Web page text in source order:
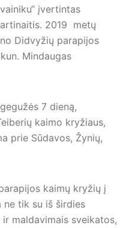
įvertintas
2019 metų
Didvyžių parapijos
Mindaugas
7 dieną,
kaimo kryžiaus,
prie Sūdavos, Žynių,
kaimų kryžių į
ne tik su iš širdies
maldavimais sveikatos,